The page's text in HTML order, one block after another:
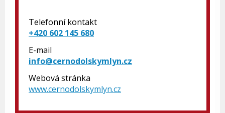
Telefonní kontakt
+420 602 145 680
E-mail
info@cernodolskymlyn.cz
Webová stránka
www.cernodolskymlyn.cz